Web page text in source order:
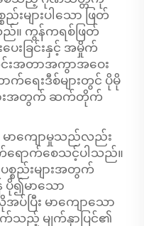
းများပါသော ဖြတ်
ည်။ ကွန်ကရစ်ဖြတ်
ေးခြင်းနှင့် အမှိုက်
င်းအတာအကွာအဝေး
ရေးဒီစ်များတွင် ပိုမို
ျားအတွက် ဆက်တိုက်
မာကျောမှုသည်လည်း
ောက်စေသင့်ပါသည်။
ပစ္စည်းများအတွက်
ပို၍မာသော
အပ်ပြီး မာကျောသော
က်သည့် မျက်နှာပြင်၏